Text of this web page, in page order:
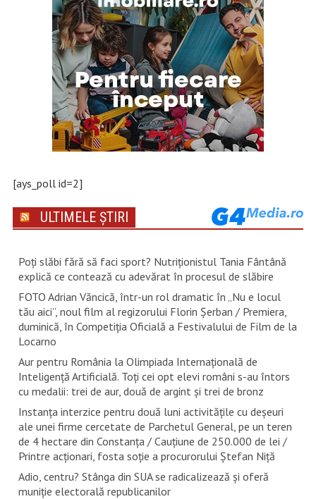
[ays_poll id=2]
ULTIMELE ȘTIRI
Poți slăbi fără să faci sport? Nutriționistul Tania Fântână
explică ce contează cu adevărat în procesul de slăbire
FOTO Adrian Văncică, într-un rol dramatic în „Nu e locul
tău aici”, noul film al regizorului Florin Șerban / Premiera,
duminică, în Competiția Oficială a Festivalului de Film de la
Locarno
Aur pentru România la Olimpiada Internațională de
Inteligență Artificială. Toți cei opt elevi români s-au întors
cu medalii: trei de aur, două de argint și trei de bronz
Instanța interzice pentru două luni activitățile cu deșeuri
ale unei firme cercetate de Parchetul General, pe un teren
de 4 hectare din Constanța / Cauțiune de 250.000 de lei /
Printre acționari, fosta soție a procurorului Ștefan Niță
Adio, centru? Stânga din SUA se radicalizează și oferă
muniție electorală republicanilor